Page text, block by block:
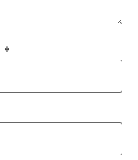
*